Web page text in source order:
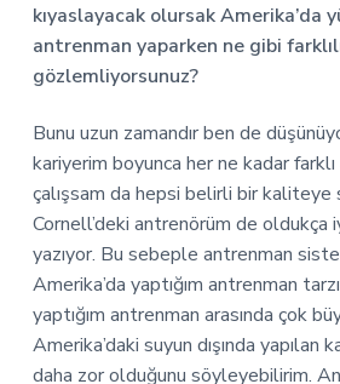
kıyaslayacak olursak Amerika’da
antrenman yaparken ne gibi
gözlemliyorsunuz?
Bunu uzun zamandır ben de
kariyerim boyunca her ne kadar
çalışsam da hepsi belirli bir kaliteye
Cornell’deki antrenörüm de oldukça
yazıyor. Bu sebeple antrenman
Amerika’da yaptığım antrenman
yaptığım antrenman arasında çok
Amerika’daki suyun dışında yapılan
daha zor olduğunu söyleyebilirim.